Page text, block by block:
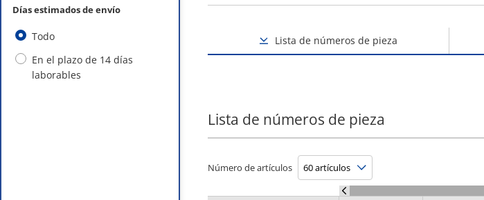
Días estimados de envío
Todo
En el plazo de 14 días
laborables
Lista de números de pieza
Lista de números de pieza
Número de artículos